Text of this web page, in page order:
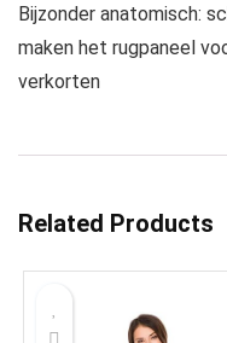
Bijzonder anatomisch:
maken het rugpaneel
verkorten
Related Products